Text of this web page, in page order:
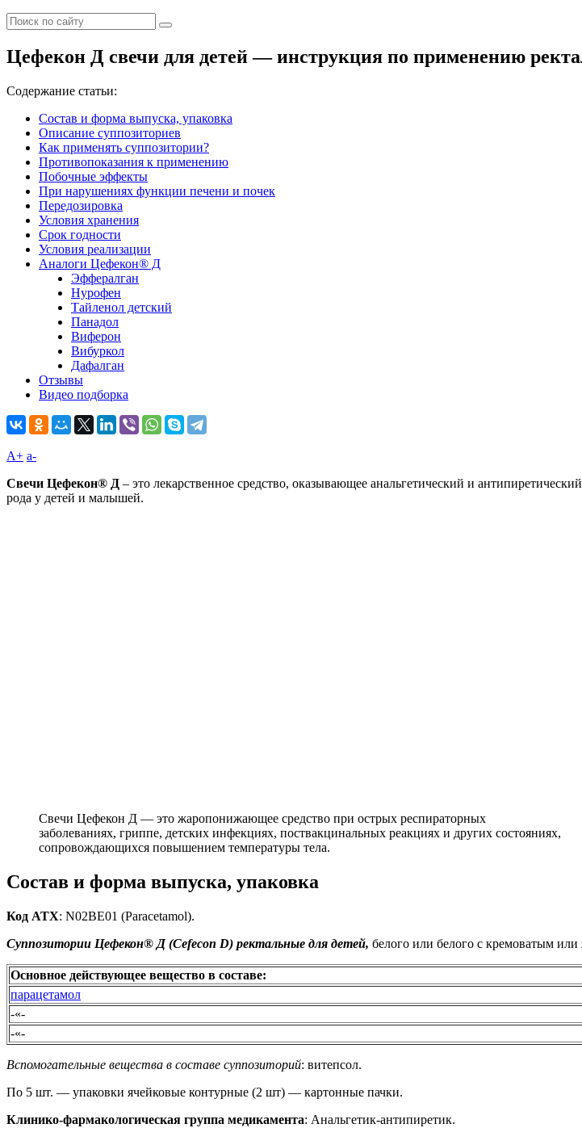
Цефекон Д свечи для детей — инструкция по применению
Содержание статьи:
Состав и форма выпуска, упаковка
Описание суппозиториев
Как применять суппозитории?
Противопоказания к применению
Побочные эффекты
При нарушениях функции печени и почек
Передозировка
Условия хранения
Срок годности
Условия реализации
Аналоги Цефекон® Д
Эффералган
Нурофен
Тайленол детский
Панадол
Виферон
Вибуркол
Дафалган
Отзывы
Видео подборка
A+ а-
Свечи Цефекон® Д – это лекарственное средство, оказывающее анальгетический и
рода у детей и малышей.
Свечи Цефекон Д — это жаропонижающее средство при острых респираторных
заболеваниях, гриппе, детских инфекциях, поствакцинальных реакциях и других состояниях,
сопровождающихся повышением температуры тела.
Состав и форма выпуска, упаковка
Код ATX: N02BE01 (Paracetamol).
Суппозитории Цефекон® Д (Cefecon D) ректальные для детей, белого или белого с кремоватым
Основное действующее вещество в составе:
парацетамол
-«-
-«-
Вспомогательные вещества в составе суппозиторий: витепсол.
По 5 шт. — упаковки ячейковые контурные (2 шт) — картонные пачки.
Клинико-фармакологическая группа медикамента: Анальгетик-антипиретик.